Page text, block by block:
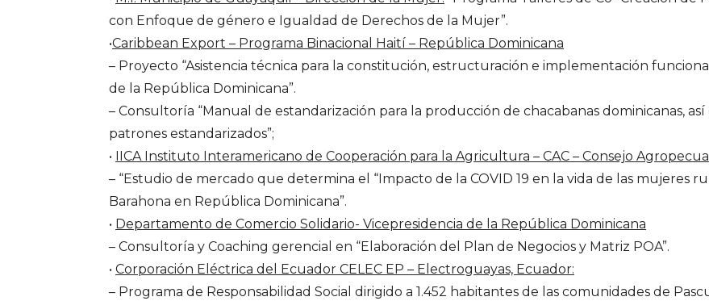
con Enfoque de género e Igualdad de Derechos de la Mujer”.
•Caribbean Export – Programa Binacional Haití – República Dominicana
– Proyecto “Asistencia técnica para la constitución, estructuración e implementación
de la República Dominicana”.
– Consultoría “Manual de estandarización para la producción de chacabanas dominicanas,
patrones estandarizados”;
•
IICA Instituto Interamericano de Cooperación para la Agricultura – CAC – Consejo
– “Estudio de mercado que determina el “Impacto de la COVID 19 en la vida de las mujeres
Barahona en República Dominicana”.
• Departamento de Comercio Solidario- Vicepresidencia de la República Dominicana
– Consultoría y Coaching gerencial en “Elaboración del Plan de Negocios y Matriz POA”.
•Corporación Eléctrica del Ecuador CELEC EP – Electroguayas, Ecuador:
– Programa de Responsabilidad Social dirigido a 1.452 habitantes de las comunidades de